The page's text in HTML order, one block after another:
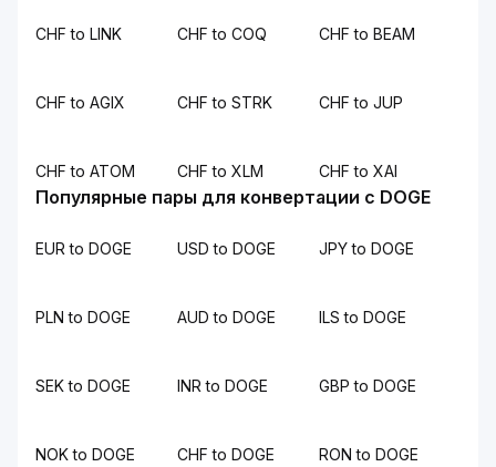
CHF to LINK CHF to COQ CHF to BEAM
CHF to AGIX CHF to STRK CHF to JUP
CHF to ATOM CHF to XLM CHF to XAI
Популярные пары для конвертации с DOGE
EUR to DOGE USD to DOGE JPY to DOGE
PLN to DOGE AUD to DOGE ILS to DOGE
SEK to DOGE INR to DOGE GBP to DOGE
NOK to DOGE CHF to DOGE RON to DOGE